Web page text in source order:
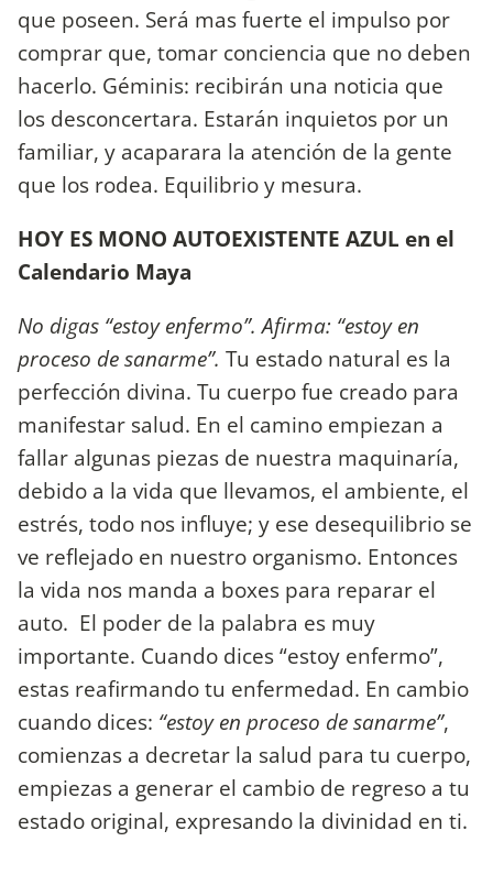
que poseen. Será mas fuerte el impulso por
comprar que, tomar conciencia que no deben
hacerlo. Géminis: recibirán una noticia que
los desconcertara. Estarán inquietos por un
familiar, y acaparara la atención de la gente
que los rodea. Equilibrio y mesura.
HOY ES MONO AUTOEXISTENTE AZUL en el
Calendario Maya
No digas “estoy enfermo”. Afirma: “estoy en
proceso de sanarme”. Tu estado natural es la
perfección divina. Tu cuerpo fue creado para
manifestar salud. En el camino empiezan a
fallar algunas piezas de nuestra maquinaría,
debido a la vida que llevamos, el ambiente, el
estrés, todo nos influye; y ese desequilibrio se
ve reflejado en nuestro organismo. Entonces
la vida nos manda a boxes para reparar el
auto. El poder de la palabra es muy
importante. Cuando dices “estoy enfermo”,
estas reafirmando tu enfermedad. En cambio
cuando dices: “estoy en proceso de sanarme”,
comienzas a decretar la salud para tu cuerpo,
empiezas a generar el cambio de regreso a tu
estado original, expresando la divinidad en ti.